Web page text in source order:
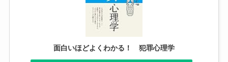
面白いほどよくわかる！ 犯罪心理学